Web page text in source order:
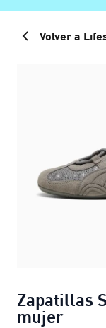
Volver a
Zapatillas
mujer